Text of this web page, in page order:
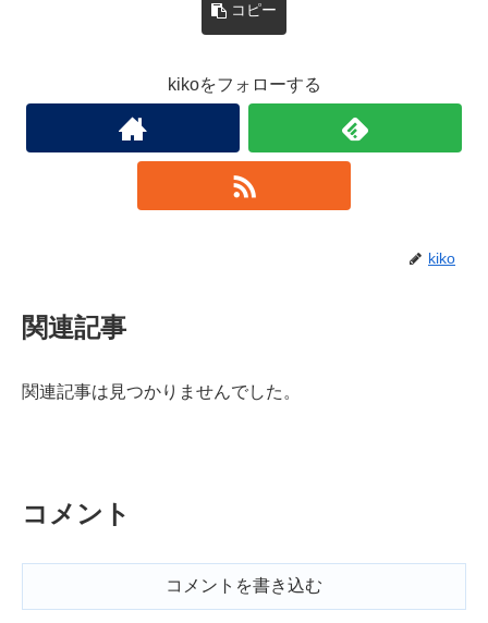
コピー
kikoをフォローする
kiko
関連記事
関連記事は見つかりませんでした。
コメント
コメントを書き込む